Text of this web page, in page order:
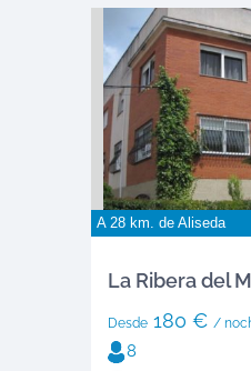
A 28 km. de Aliseda
La Ribera del
Desde180 € /
8